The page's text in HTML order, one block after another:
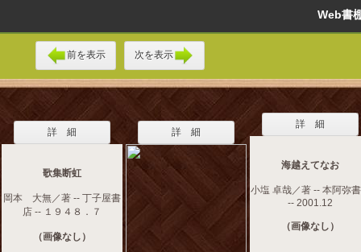
Web
前を表示 次を表示
詳 細
歌集断虹
岡本 大無／著 -- 丁子屋書
店 -- １９４８．７
（画像なし）
詳 細
詳 細
海越えてなお
小塩 卓哉／著 -- 本阿弥
-- 2001.12
（画像なし）